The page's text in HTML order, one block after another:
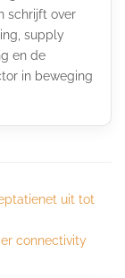
schrijft over
supply
en de
in beweging
uit tot
connectivity